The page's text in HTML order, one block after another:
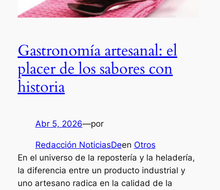
Gastronomía artesanal: el
placer de los sabores con
historia
Abr 5, 2026—por
Redacción NoticiasDeen Otros
En el universo de la repostería y la heladería,
la diferencia entre un producto industrial y
uno artesano radica en la calidad de la